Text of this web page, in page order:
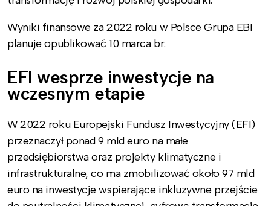
Wyniki finansowe za 2022 roku w Polsce Grupa EBI
planuje opublikować 10 marca br.
EFI wesprze inwestycje na
wczesnym etapie
W 2022 roku Europejski Fundusz Inwestycyjny (EFI)
przeznaczył ponad 9 mld euro na małe
przedsiębiorstwa oraz projekty klimatyczne i
infrastrukturalne, co ma zmobilizować około 97 mld
euro na inwestycje wspierające inkluzywne przejście